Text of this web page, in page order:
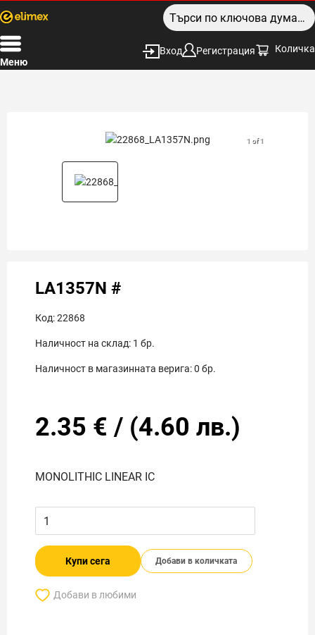
Меню
Вход Регистрация Количка
1 of 1
LA1357N #
Код:22868
Наличност на склад: 1 бр.
Наличност в магазинната верига:0 бр.
2.35 € / (4.60 лв.)
MONOLITHIC LINEAR IC
Купи сега Добави в количката
Добави в любими